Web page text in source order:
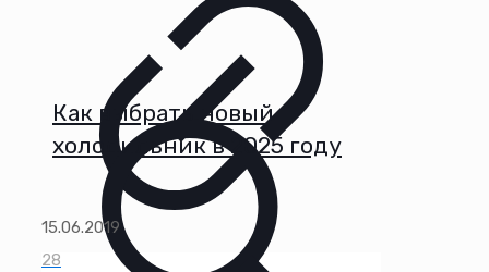
Как выбрать новый
холодильник в 2025 году
15.06.2019
28